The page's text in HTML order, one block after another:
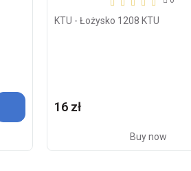
KTU - Łożysko 1208 KTU
16 zł
Buy now